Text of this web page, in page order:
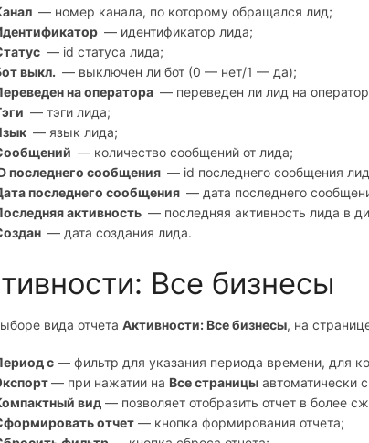
— номер канала, по которому обращался лид;
— идентификатор лида;
— id статуса лида;
выкл. — выключен ли бот (0 — нет/1 — да);
на оператора — переведен ли лид на
— тэги лида;
— язык лида;
— количество сообщений от лида;
последнего сообщения — id последнего сообщения
последнего сообщения — дата последнего
активность — последняя активность лида в
— дата создания лида.
Все бизнесы
вида отчета Активности: Все бизнесы, на
с — фильтр для указания периода времени, для
— при нажатии на Все страницы автоматически
вид — позволяет отобразить отчет в более
отчет — кнопка формирования отчета;